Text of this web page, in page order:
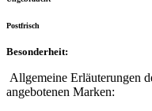
Postfrisch
Besonderheit:
Allgemeine Erläuterungen
angebotenen Marken: